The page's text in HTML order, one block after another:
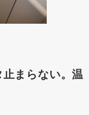
まらない。温